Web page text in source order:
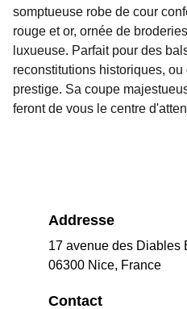
somptueuse robe de cour
rouge et or, ornée de
luxueuse. Parfait pour des
reconstitutions historiques,
prestige. Sa coupe
feront de vous le centre
Addresse
17 avenue des Diables
06300 Nice, France
Contact